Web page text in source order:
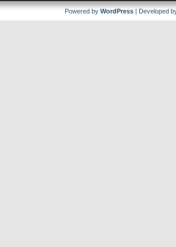
Powered by WordPress | Developed